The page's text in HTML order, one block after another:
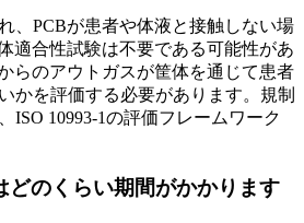
、PCBが患者や体液と接触しない場
適合性試験は不要である可能性があ
らのアウトガスが筐体を通じて患者
かを評価する必要があります。規制
ISO 10993-1の評価フレームワーク
どのくらい期間がかかります